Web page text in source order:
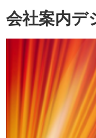
会社案内デ